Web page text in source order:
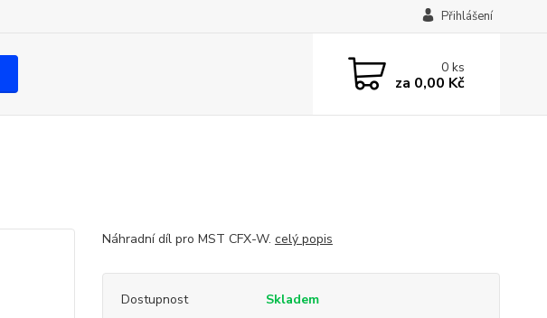
Přihlášení
0ks
za 0,00 Kč
Náhradní díl pro MST CFX-W. celý popis
Dostupnost Skladem